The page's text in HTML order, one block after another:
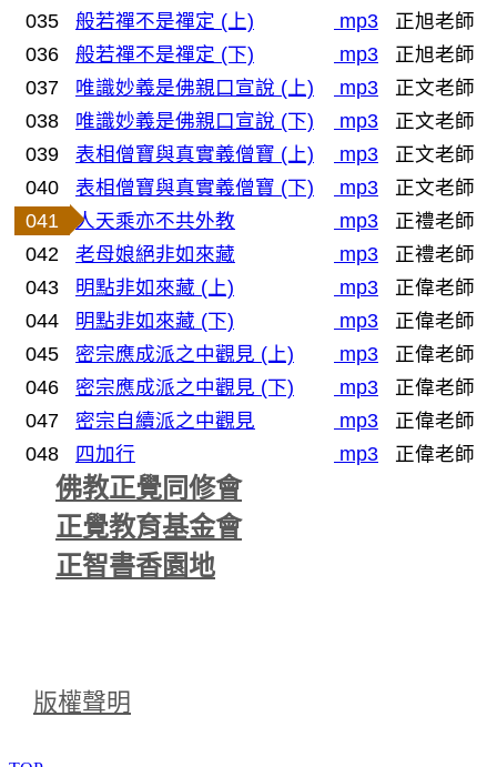
035 般若禪不是禪定 (上) mp3
正旭老師
036
般若禪不是禪定 (下) mp3
正旭老師
037
唯識妙義是佛親口宣說 (上) mp3
正文老師
038
唯識妙義是佛親口宣說 (下) mp3
正文老師
039
表相僧寶與真實義僧寶 (上) mp3
正文老師
040
表相僧寶與真實義僧寶 (下) mp3
正文老師
041
人天乘亦不共外教 mp3
正禮老師
042
老母娘絕非如來藏 mp3
正禮老師
043
明點非如來藏 (上) mp3
正偉老師
044
明點非如來藏 (下) mp3
正偉老師
045
密宗應成派之中觀見 (上) mp3
正偉老師
046
密宗應成派之中觀見 (下) mp3
正偉老師
047
密宗自續派之中觀見 mp3
正偉老師
048
四加行 mp3 正偉老師
佛教正覺同修會
正覺教育基金會
正智書香園地
版權聲明